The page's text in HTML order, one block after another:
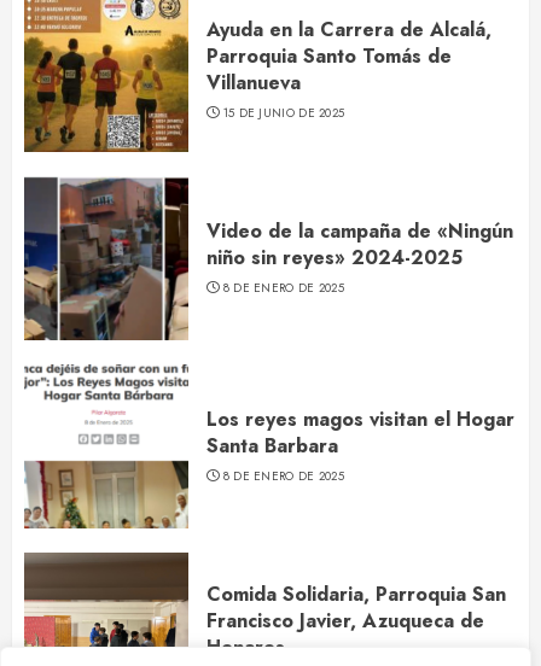
Ayuda en la Carrera de Alcalá,
Parroquia Santo Tomás de
Villanueva
15 DE JUNIO DE 2025
Video de la campaña de «Ningún
niño sin reyes» 2024-2025
8 DE ENERO DE 2025
Los reyes magos visitan el Hogar
Santa Barbara
8 DE ENERO DE 2025
Comida Solidaria, Parroquia San
Francisco Javier, Azuqueca de
Henares